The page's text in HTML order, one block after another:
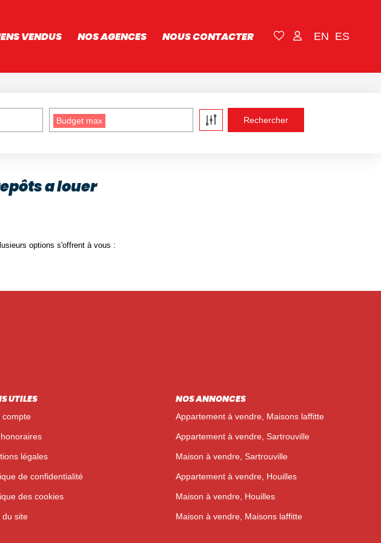
VENDUS NOS AGENCES NOUS CONTACTER EN ES
Budget max
a louer
options s'offrent à vous :
UTILES
compte
légales
de confidentialité
des cookies
du site
NOS ANNONCES
Appartement à vendre, Maisons laffitte
Appartement à vendre, Sartrouville
Maison à vendre, Sartrouville
Appartement à vendre, Houilles
Maison à vendre, Houilles
Maison à vendre, Maisons laffitte